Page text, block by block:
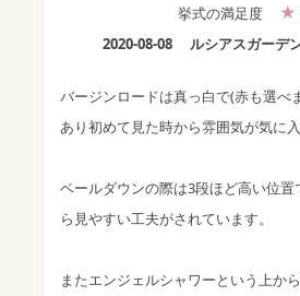
挙式の満足度
2020-08-08 ルシアスガーデ
バージンロードは真っ白で(赤も選べ
あり初めて見た時から雰囲気が気に
ベールダウンの際は3段ほど高い位
ら見やすい工夫がされています。
またエンジェルシャワーという上か